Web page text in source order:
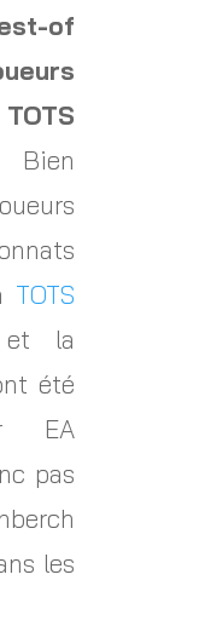
of
TOTS
la
été
EA
pas
les